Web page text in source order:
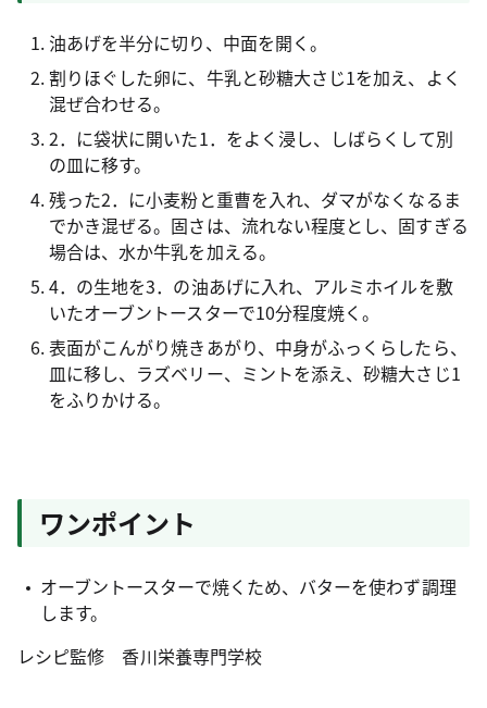
油あげを半分に切り、中面を開く。
割りほぐした卵に、牛乳と砂糖大さじ1を加え、よく
混ぜ合わせる。
2．に袋状に開いた1．をよく浸し、しばらくして別
の皿に移す。
残った2．に小麦粉と重曹を入れ、ダマがなくなるま
でかき混ぜる。固さは、流れない程度とし、固すぎる
場合は、水か牛乳を加える。
4．の生地を3．の油あげに入れ、アルミホイルを敷
いたオーブントースターで10分程度焼く。
表面がこんがり焼きあがり、中身がふっくらしたら、
皿に移し、ラズベリー、ミントを添え、砂糖大さじ1
をふりかける。
ワンポイント
オーブントースターで焼くため、バターを使わず調理
します。
レシピ監修 香川栄養専門学校